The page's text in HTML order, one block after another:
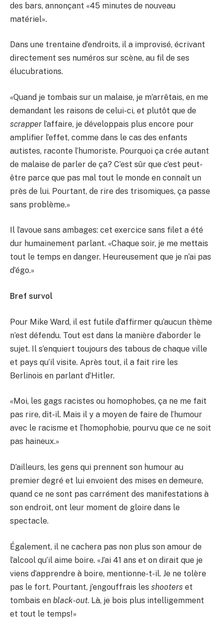
des bars, annonçant «45 minutes de nouveau
matériel».
Dans une trentaine d’endroits, il a improvisé, écrivant
directement ses numéros sur scène, au fil de ses
élucubrations.
«Quand je tombais sur un malaise, je m’arrêtais, en me
demandant les raisons de celui-ci, et plutôt que de
scrapper l’affaire, je développais plus encore pour
amplifier l’effet, comme dans le cas des enfants
autistes, raconte l’humoriste. Pourquoi ça crée autant
de malaise de parler de ça? C’est sûr que c’est peut-
être parce que pas mal tout le monde en connaît un
près de lui. Pourtant, de rire des trisomiques, ça passe
sans problème.»
Il l’avoue sans ambages: cet exercice sans filet a été
dur humainement parlant. «Chaque soir, je me mettais
tout le temps en danger. Heureusement que je n’ai pas
d’égo.»
Bref survol
Pour Mike Ward, il est futile d’affirmer qu’aucun thème
n’est défendu. Tout est dans la manière d’aborder le
sujet. Il s’enquiert toujours des tabous de chaque ville
et pays qu’il visite. Après tout, il a fait rire les
Berlinois en parlant d’Hitler.
«Moi, les gags racistes ou homophobes, ça ne me fait
pas rire, dit-il. Mais il y a moyen de faire de l’humour
avec le racisme et l’homophobie, pourvu que ce ne soit
pas haineux.»
D’ailleurs, les gens qui prennent son humour au
premier degré et lui envoient des mises en demeure,
quand ce ne sont pas carrément des manifestations à
son endroit, ont leur moment de gloire dans le
spectacle.
Également, il ne cachera pas non plus son amour de
l’alcool qu’il aime boire. «J’ai 41 ans et on dirait que je
viens d’apprendre à boire, mentionne-t-il. Je ne tolère
pas le fort. Pourtant, j’engouffrais les shooters et
tombais en black-out. Là, je bois plus intelligemment
et tout le temps!»